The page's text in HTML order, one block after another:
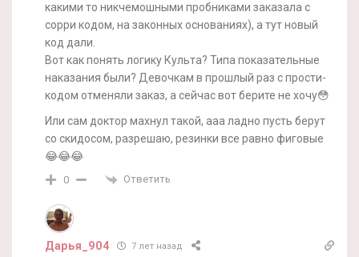
какими то никчемошными пробниками заказала с
сорри кодом, на законных основаниях), а тут новый
код дали.
Вот как понять логику Культа? Типа показательные
наказания были? Девочкам в прошлый раз с прости-
кодом отменяли заказ, а сейчас вот берите не хочу😳
Или сам доктор махнул такой, ааа ладно пусть берут
со скидосом, разрешаю, резинки все равно фиговые
😂😂😂
0 Ответить
Дарья_904 7 лет назад